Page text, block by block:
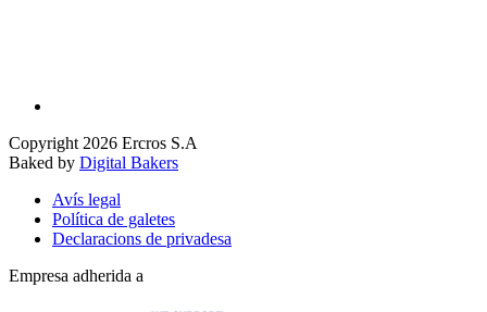
Copyright 2026 Ercros S.A
Baked by Digital Bakers
Avís legal
Política de galetes
Declaracions de privadesa
Empresa adherida a